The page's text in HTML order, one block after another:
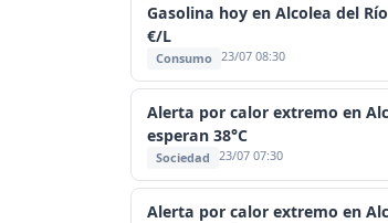
Gasolina hoy en Alcolea del
€/L
Consumo 23/07 08:30
Alerta por calor extremo en
esperan 38°C
Sociedad 23/07 07:30
Alerta por calor extremo en